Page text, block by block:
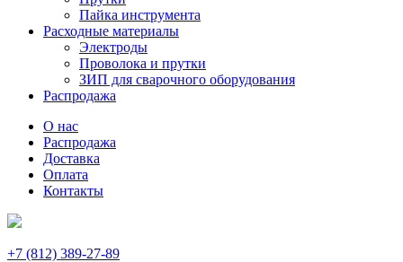
Пайка инструмента
Расходные материалы
Электроды
Проволока и прутки
ЗИП для сварочного оборудования
Распродажа
О нас
Распродажа
Доставка
Оплата
Контакты
+7 (812) 389-27-89